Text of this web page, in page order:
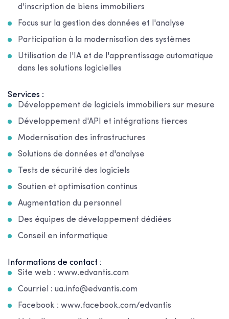
d'inscription de biens immobiliers
Focus sur la gestion des données et l'analyse
Participation à la modernisation des systèmes
Utilisation de l'IA et de l'apprentissage automatique
dans les solutions logicielles
Services :
Développement de logiciels immobiliers sur mesure
Développement d'API et intégrations tierces
Modernisation des infrastructures
Solutions de données et d'analyse
Tests de sécurité des logiciels
Soutien et optimisation continus
Augmentation du personnel
Des équipes de développement dédiées
Conseil en informatique
Informations de contact :
Site web : www.edvantis.com
Courriel : ua.info@edvantis.com
Facebook : www.facebook.com/edvantis